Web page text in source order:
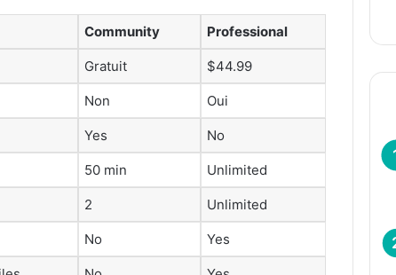
Community Professional
Gratuit $44.99
Non Oui
Yes No
50 min Unlimited
2 Unlimited
No Yes